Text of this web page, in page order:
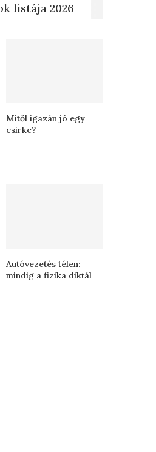
listája 2026
Mitől igazán jó egy
csirke?
Autóvezetés télen:
mindig a fizika diktál